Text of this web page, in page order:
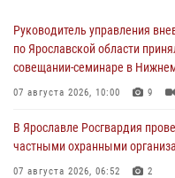
Руководитель управления
по Ярославской области
совещании-семинаре в
07 августа 2026, 10:00 9
В Ярославле Росгвардия
частными охранными
07 августа 2026, 06:52 2